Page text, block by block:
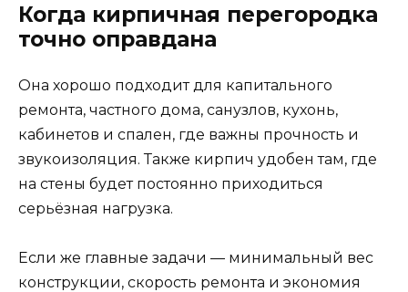
Когда кирпичная перегородка
точно оправдана
Она хорошо подходит для капитального
ремонта, частного дома, санузлов, кухонь,
кабинетов и спален, где важны прочность и
звукоизоляция. Также кирпич удобен там, где
на стены будет постоянно приходиться
серьёзная нагрузка.
Если же главные задачи — минимальный вес
конструкции, скорость ремонта и экономия